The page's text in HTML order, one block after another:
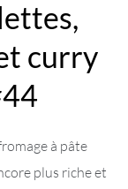
curry
à pâte
plus riche et